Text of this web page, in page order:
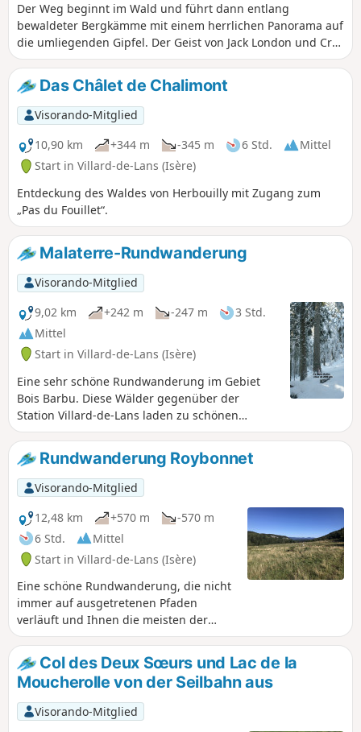
Der Weg beginnt im Wald und führt dann entlang
bewaldeter Bergkämme mit einem herrlichen Panorama auf
die umliegenden Gipfel. Der Geist von Jack London und Croc
Blanc ist nicht weit, wenn der Blick über die Weite der
Hochebenen und des Naturschutzgebiets schweift. Eine
herrliche Schneeschuhwanderung in der zauberhaften Welt
des Vercors-Waldes.
Das Châlet de Chalimont
Visorando-Mitglied
10,90 km
+344 m -345 m 6 Std.
Mittel
Start in Villard-de-Lans (Isère)
Entdeckung des Waldes von Herbouilly mit Zugang zum
„Pas du Fouillet“.
Malaterre-Rundwanderung
Visorando-Mitglied
9,02 km
+242 m -247 m
3 Std.
Mittel
Start in Villard-de-Lans (Isère)
Eine sehr schöne Rundwanderung im Gebiet
Bois Barbu. Diese Wälder gegenüber der
Station Villard-de-Lans laden zu schönen
Schneeschuhwanderungen ein, die durch eine
ausgezeichnete Beschilderung erleichtert
werden. Die vorgeschlagene Rundwanderung
ist die Nr. 2, sie verbindet die Auberge de la
Glisse in Bois Barbu mit der Berghütte Refuge
de Malaterre.
Rundwanderung Roybonnet
Visorando-Mitglied
12,48 km
+570 m
-570 m
6 Std.
Mittel
Start in Villard-de-Lans (Isère)
Eine schöne Rundwanderung, die nicht
immer auf ausgetretenen Pfaden
verläuft und Ihnen die meisten der
vielfältigen Landschaften des Vercors
näherbringt: Wald, Almwiesen, Felsen
und wunderschöne Panoramen.
Col des Deux Sœurs und Lac de la
Moucherolle von der Seilbahn aus
Visorando-Mitglied